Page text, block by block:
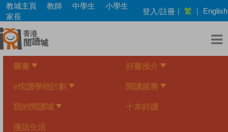
Skip
main
content
教城主頁 教師 中學生
小學生
家長
登入/註冊 | 繁 | English
圖書 好書推介
e悅讀學校計劃 閱讀服務
我的閱讀城 十本好讀
漫話生活